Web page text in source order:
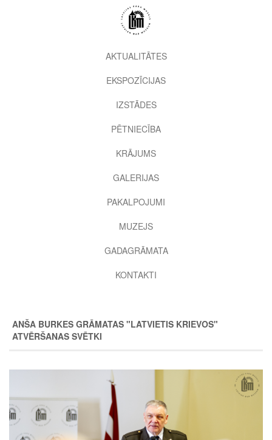
2nd
level
AKTUALITĀTES
EKSPOZĪCIJAS
IZSTĀDES
PĒTNIECĪBA
KRĀJUMS
GALERIJAS
PAKALPOJUMI
MUZEJS
GADAGRĀMATA
KONTAKTI
ANŠA BURKES GRĀMATAS "LATVIETIS KRIEVOS"
ATVĒRŠANAS SVĒTKI